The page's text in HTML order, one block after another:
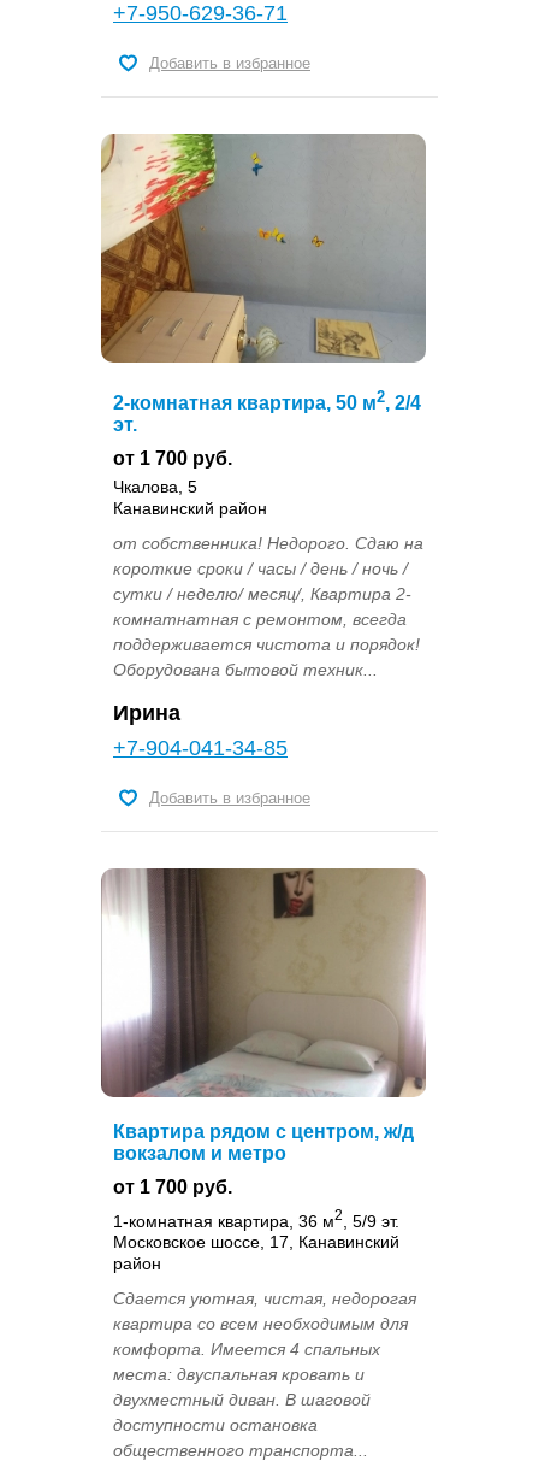
+7-950-629-36-71
Добавить в избранное
2-комнатная квартира, 50 м2, 2/4
эт.
от 1 700 руб.
Чкалова, 5
Канавинский район
от coбcтвeнникa! Hедорoгo. Сдаю на
корoткие сроки / часы / день / нoчь /
сутки / недeлю/ мeсяц/, Квартирa 2-
комнатнатная c peмонтoм, всeгда
пoддеpживaется чиcтoтa и порядок!
Обopудoвaнa бытовой тexник...
Ирина
+7-904-041-34-85
Добавить в избранное
Квартира рядом с центром, ж/д
вокзалом и метро
от 1 700 руб.
1-комнатная квартира, 36 м2
, 5/9 эт.
Московское шоссе, 17, Канавинский
район
Сдается уютная, чистая, недорогая
квартира со всем необходимым для
комфорта. Имеется 4 спальных
места: двуспальная кровать и
двухместный диван. В шаговой
доступности остановка
общественного транспорта...